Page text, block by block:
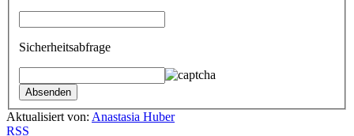
Sicherheitsabfrage
Aktualisiert von: Anastasia Huber
RSS